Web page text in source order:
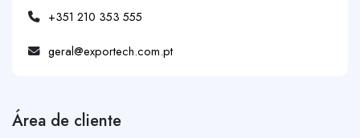
+351 210 353 555
geral@exportech.com.pt
Área de cliente